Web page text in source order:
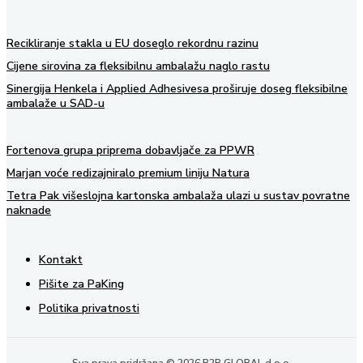
Recikliranje stakla u EU doseglo rekordnu razinu
Cijene sirovina za fleksibilnu ambalažu naglo rastu
Sinergija Henkela i Applied Adhesivesa proširuje doseg fleksibilne
ambalaže u SAD-u
Fortenova grupa priprema dobavljače za PPWR
Marjan voće redizajniralo premium liniju Natura
Tetra Pak višeslojna kartonska ambalaža ulazi u sustav povratne
naknade
Kontakt
Pišite za PaKing
Politika privatnosti